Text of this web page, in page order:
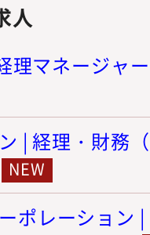
人
理マネージャ
| 経理・財務
ポレーション